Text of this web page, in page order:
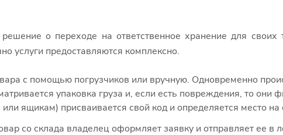
о переходе на ответственное хранение для
услуги предоставляются комплексно.
с помощью погрузчиков или вручную. Одновременно
упаковка груза и, если есть повреждения, то они
ящикам) присваивается свой код и определяется место на
со склада владелец оформляет заявку и отправляет ее в